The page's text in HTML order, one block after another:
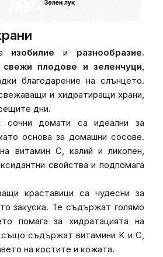
изобилие и разнообразие.
свежи плодове и зеленчуци,
благодарение на слънцето.
и хидратиращи храни,
дни.
домати са идеални за
основа за домашни сосове.
витамин C, калий и ликопен,
свойства и подпомага
краставици са чудесни за
закуска. Те съдържат голямо
помага за хидратацията на
също съдържат витамини K и C,
на костите и кожата.